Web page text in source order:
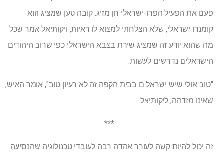
פעם את הפעיל הפרו-ישראלי חן מזיג. קובה טען שמציג הוא
קומנדו ישראלי, שלא הצלחתי למצוא לו ראיות, ויקותיאל אמר שכל
מה שהוא יודע זה שמציג שירת בצבא הישראלי כפי שרוב היהודים
הישראלים נדרשים לעשות.
"טוב אולי שיש ישראלים בבית הקפה זה לא רעיון טוב", אומר האיש,
שאינו מזדהה, ליקותיאל.
***
זה יכול להיות קשה לעורר אהדה רבה לעובדי טכנולוגיה שהנסיעה